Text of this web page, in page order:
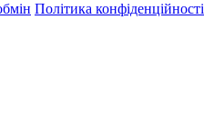
Політика конфіденційності